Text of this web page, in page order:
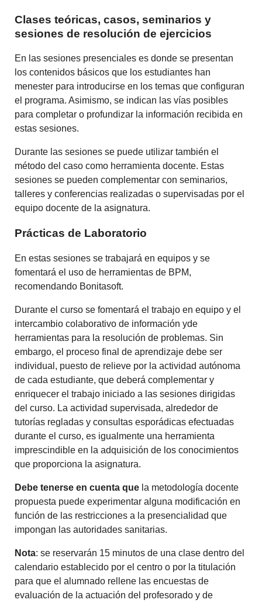
Clases teóricas, casos, seminarios y
sesiones de resolución de ejercicios
En las sesiones presenciales es donde se presentan
los contenidos básicos que los estudiantes han
menester para introducirse en los temas que configuran
el programa. Asimismo, se indican las vías posibles
para completar o profundizar la información recibida en
estas sesiones.
Durante las sesiones se puede utilizar también el
método del caso como herramienta docente. Estas
sesiones se pueden complementar con seminarios,
talleres y conferencias realizadas o supervisadas por el
equipo docente de la asignatura.
Prácticas de Laboratorio
En estas sesiones se trabajará en equipos y se
fomentará el uso de herramientas de BPM,
recomendando Bonitasoft.
Durante el curso se fomentará el trabajo en equipo y el
intercambio colaborativo de información yde
herramientas para la resolución de problemas. Sin
embargo, el proceso final de aprendizaje debe ser
individual, puesto de relieve por la actividad autónoma
de cada estudiante, que deberá complementar y
enriquecer el trabajo iniciado a las sesiones dirigidas
del curso. La actividad supervisada, alrededor de
tutorías regladas y consultas esporádicas efectuadas
durante el curso, es igualmente una herramienta
imprescindible en la adquisición de los conocimientos
que proporciona la asignatura.
Debe tenerse en cuenta que la metodología docente
propuesta puede experimentar alguna modificación en
función de las restricciones a la presencialidad que
impongan las autoridades sanitarias.
Nota: se reservarán 15 minutos de una clase dentro del
calendario establecido por el centro o por la titulación
para que el alumnado rellene las encuestas de
evaluación de la actuación del profesorado y de